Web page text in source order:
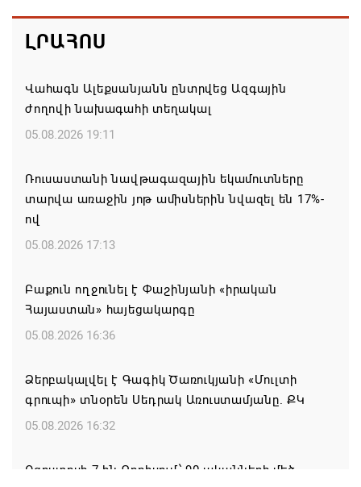
ԼՐԱՀՈՍ
Վահագն Ալեքսանյանն ընտրվեց Ազգային
ժողովի նախագահի տեղակալ
05.08.2026 19:11
Ռուսաստանի նավթագազային եկամուտները
տարվա առաջին յոթ ամիսներին նվազել են 17%-
ով
05.08.2026 17:13
Բաքուն ողջունել է Փաշինյանի «իրական
Հայաստան» հայեցակարգը
05.08.2026 16:36
Ձերբակալվել է Գագիկ Ծառուկյանի «Մուլտի
գրուպի» տնօրեն Սեդրակ Առուստամյանը. ՔԿ
05.08.2026 16:32
Օգոստոսի 7-ին Գորիսում՝ 90-ականների մեծ